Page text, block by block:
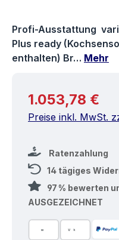
Profi-Ausstattung
Plus ready
enthalten) Br… Mehr
Regulärer Preis:
1.053,78 €
Preise inkl. MwSt.
Ratenzahlung
14 tägiges
97 % bewerten
AUSGEZEICHNET